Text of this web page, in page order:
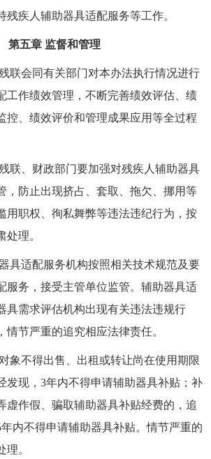
残疾人辅助器具适配服务等工作。
第五章 监督和管理
联会同有关部门对本办法执行情况进行
工作绩效管理，不断完善绩效评估、绩
控、绩效评价和管理成果应用等全过程
联、财政部门要加强对残疾人辅助器具
，防止出现挤占、套取、拖欠、挪用等
用职权、徇私舞弊等违法违纪行为，按
处理。
具适配服务机构按照相关技术规范及要
服务，接受主管单位监管。辅助器具适
具需求评估机构出现有关违法违规行
情节严重的追究相应法律责任。
象不得出售、出租或转让尚在使用期限
发现，3年内不得申请辅助器具补贴；补
虚作假、骗取辅助器具补贴经费的，追
内不得申请辅助器具补贴。情节严重的
。